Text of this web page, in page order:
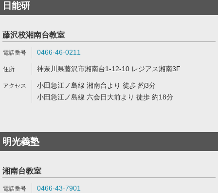
日能研
藤沢校湘南台教室
0466-46-0211
神奈川県藤沢市湘南台1-12-10 レジアス湘南3F
小田急江ノ島線 湘南台より 徒歩 約3分
小田急江ノ島線 六会日大前より 徒歩 約18分
明光義塾
湘南台教室
0466-43-7901